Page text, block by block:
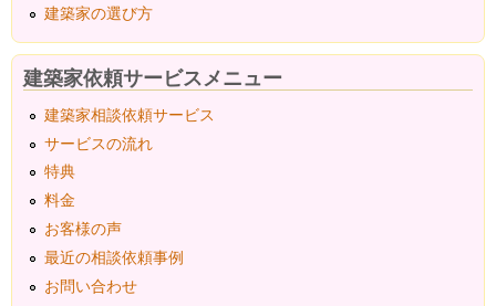
建築家の選び方
建築家依頼サービスメニュー
建築家相談依頼サービス
サービスの流れ
特典
料金
お客様の声
最近の相談依頼事例
お問い合わせ